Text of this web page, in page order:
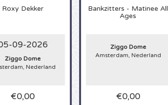
Roxy Dekker
09-2026
Ziggo Dome
Nederland
€0,00
Bankzitters - Matinee All
Ages
Ziggo Dome
Amsterdam, Nederland
€0,00